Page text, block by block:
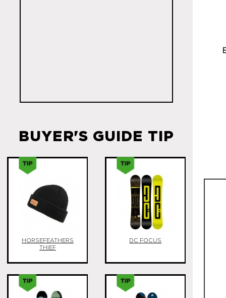
BUYER'S GUIDE TIP
HORSEFEATHERS
THIEF
DC FOCUS